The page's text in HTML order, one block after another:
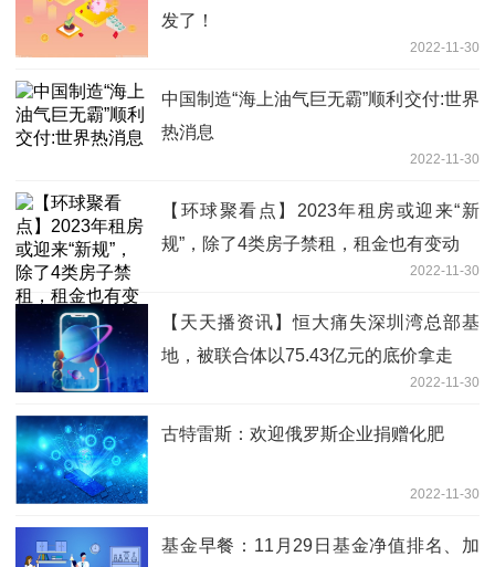
发了！
2022-11-30
中国制造“海上油气巨无霸”顺利交付:世界
热消息
2022-11-30
【环球聚看点】2023年租房或迎来“新
规”，除了4类房子禁租，租金也有变动
2022-11-30
【天天播资讯】恒大痛失深圳湾总部基
地，被联合体以75.43亿元的底价拿走
2022-11-30
古特雷斯：欢迎俄罗斯企业捐赠化肥
2022-11-30
基金早餐：11月29日基金净值排名、加